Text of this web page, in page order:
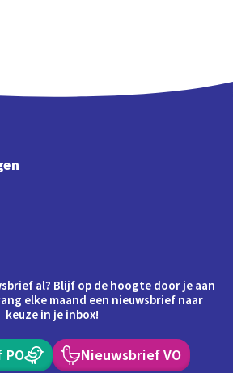
al? Blijf op de hoogte door je aan
elke maand een nieuwsbrief naar
keuze in je inbox!
Nieuwsbrief VO